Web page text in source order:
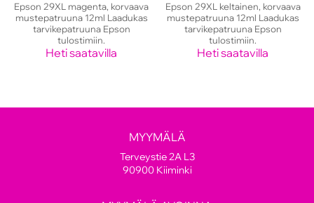
Epson 29XL magenta, korvaava
mustepatruuna 12ml Laadukas
tarvikepatruuna Epson
tulostimiin.
Heti saatavilla
Epson 29XL keltainen, korvaava
mustepatruuna 12ml Laadukas
tarvikepatruuna Epson
tulostimiin.
Heti saatavilla
MYYMÄLÄ
Terveystie 2A L3
90900 Kiiminki